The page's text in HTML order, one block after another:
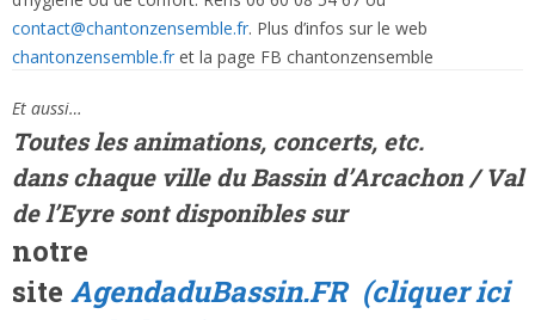
contact@chantonzensemble.fr. Plus d’infos sur le web
chantonzensemble.fret la page FB chantonzensemble
Et aussi…
Toutes les animations, concerts, etc.
danschaque villedu Bassin d’Arcachon / Val
de l’Eyre sont disponibles sur
notre
site AgendaduBassin.FR (cliquer ici